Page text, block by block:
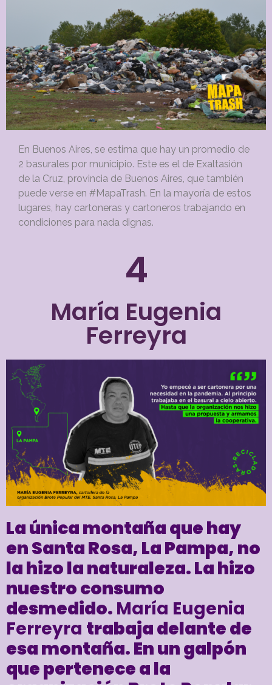
En Buenos Aires, se estima que hay un promedio de
2 basurales por municipio. Este es el de Exaltasión
de la Cruz, provincia de Buenos Aires, que también
puede verse en #MapaTrash. En la mayoría de estos
lugares, hay cartoneras y cartoneros trabajando en
condiciones para nada dignas.
4
María Eugenia
Ferreyra
La única montaña que hay
en Santa Rosa, La Pampa, no
la hizo la naturaleza. La hizo
nuestro consumo
desmedido. María Eugenia
Ferreyra trabaja delante de
esa montaña. En un galpón
que pertenece a la